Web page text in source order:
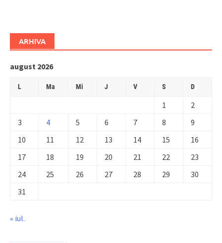
ARHIVA
august 2026
L Ma Mi J V S D
1
2
3
4 5 6 7 8
9
10
11 12 13 14 15
16
17
18 19 20 21 22
23
24
25 26 27 28 29
30
31
« iul.